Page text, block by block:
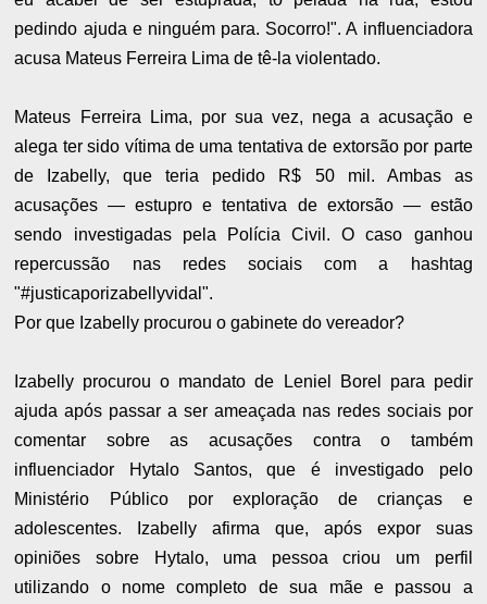
pedindo ajuda e ninguém para. Socorro!". A influenciadora
acusa Mateus Ferreira Lima de tê-la violentado.
Mateus Ferreira Lima, por sua vez, nega a acusação e
alega ter sido vítima de uma tentativa de extorsão por parte
de Izabelly, que teria pedido R$ 50 mil. Ambas as
acusações — estupro e tentativa de extorsão — estão
sendo investigadas pela Polícia Civil. O caso ganhou
repercussão nas redes sociais com a hashtag
"#justicaporizabellyvidal".
Por que Izabelly procurou o gabinete do vereador?
Izabelly procurou o mandato de Leniel Borel para pedir
ajuda após passar a ser ameaçada nas redes sociais por
comentar sobre as acusações contra o também
influenciador Hytalo Santos, que é investigado pelo
Ministério Público por exploração de crianças e
adolescentes. Izabelly afirma que, após expor suas
opiniões sobre Hytalo, uma pessoa criou um perfil
utilizando o nome completo de sua mãe e passou a